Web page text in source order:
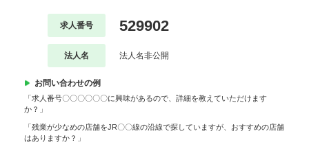
求人番号 529902
法人名 法人名非公開
お問い合わせの例
「求人番号〇〇〇〇〇〇に興味があるので、詳細を教えていただけます
か？」
「残業が少なめの店舗をJR〇〇線の沿線で探していますが、おすすめの店舗
はありますか？」